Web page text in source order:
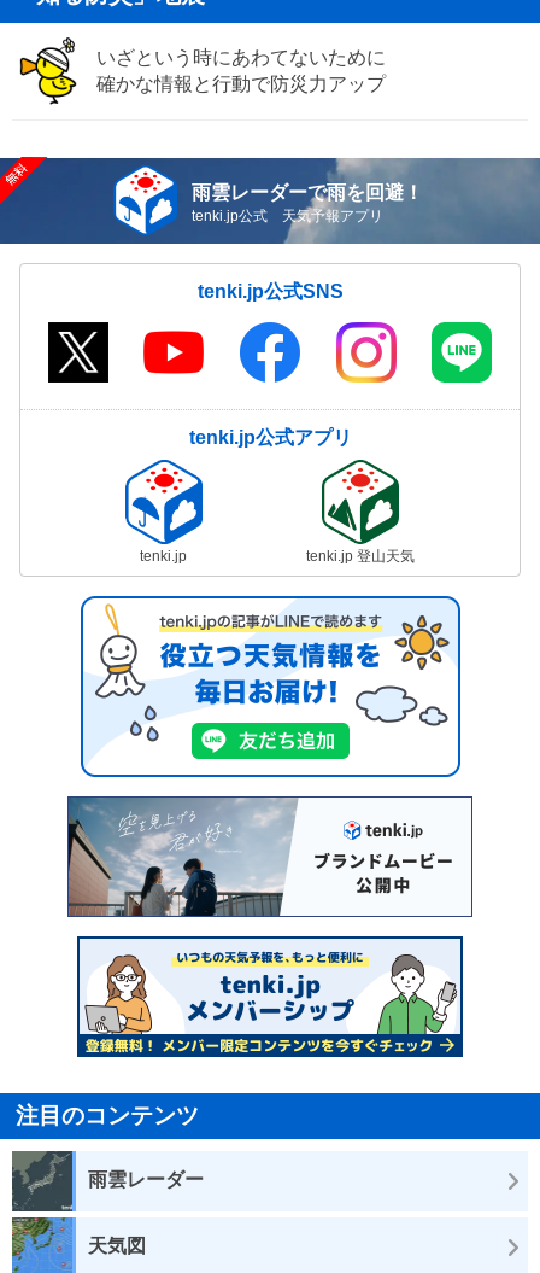
いざという時にあわてないために
確かな情報と行動で防災力アップ
雨雲レーダーで雨を回避！
tenki.jp公式 天気予報アプリ
tenki.jp公式SNS
tenki.jp公式アプリ
tenki.jp tenki.jp 登山天気
注目のコンテンツ
雨雲レーダー
天気図